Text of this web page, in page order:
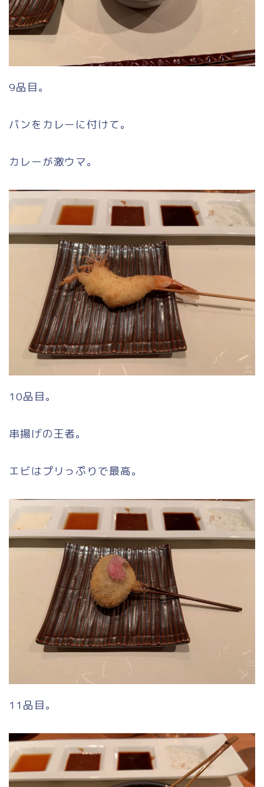
9品目。
パンをカレーに付けて。
カレーが激ウマ。
10品目。
串揚げの王者。
エビはプリっぷりで最高。
11品目。